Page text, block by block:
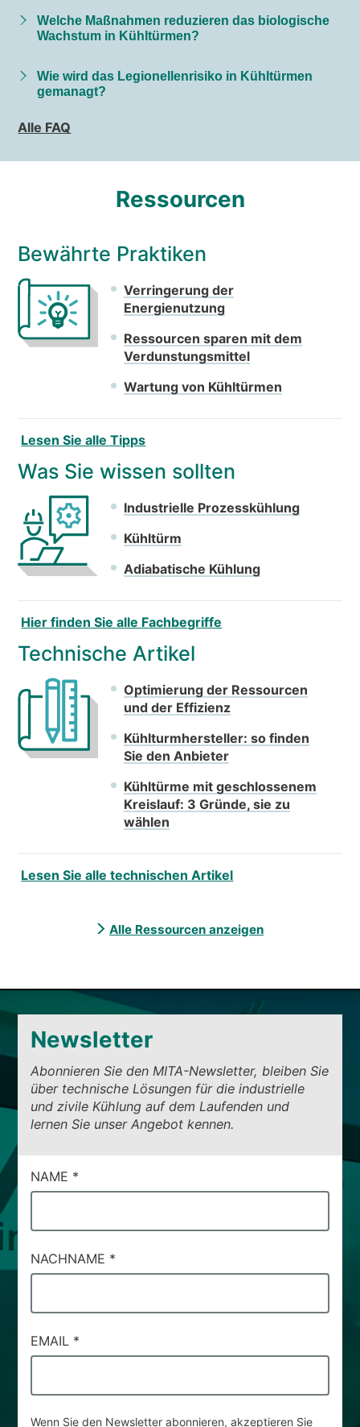
Welche Maßnahmen reduzieren das biologische
Wachstum in Kühltürmen?
Wie wird das Legionellenrisiko in Kühltürmen
gemanagt?
Alle FAQ
Ressourcen
Bewährte Praktiken
Verringerung der
Energienutzung
Ressourcen sparen mit dem
Verdunstungsmittel
Wartung von Kühltürmen
Lesen Sie alle Tipps
Was Sie wissen sollten
Industrielle Prozesskühlung
Kühltürm
Adiabatische Kühlung
Hier finden Sie alle Fachbegriffe
Technische Artikel
Optimierung der Ressourcen
und der Effizienz
Kühlturmhersteller: so finden
Sie den Anbieter
Kühltürme mit geschlossenem
Kreislauf: 3 Gründe, sie zu
wählen
Lesen Sie alle technischen Artikel
Alle Ressourcen anzeigen
Newsletter
Abonnieren Sie den MITA-Newsletter, bleiben Sie
über technische Lösungen für die industrielle
und zivile Kühlung auf dem Laufenden und
lernen Sie unser Angebot kennen.
CAMPI
DI
#42
NAME *
NACHNAME *
EMAIL *
Wenn Sie den Newsletter abonnieren, akzeptieren Sie